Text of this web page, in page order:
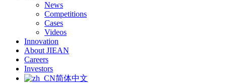
News
Competitions
Cases
Videos
Innovation
About JIEAN
Careers
Investors
简体中文